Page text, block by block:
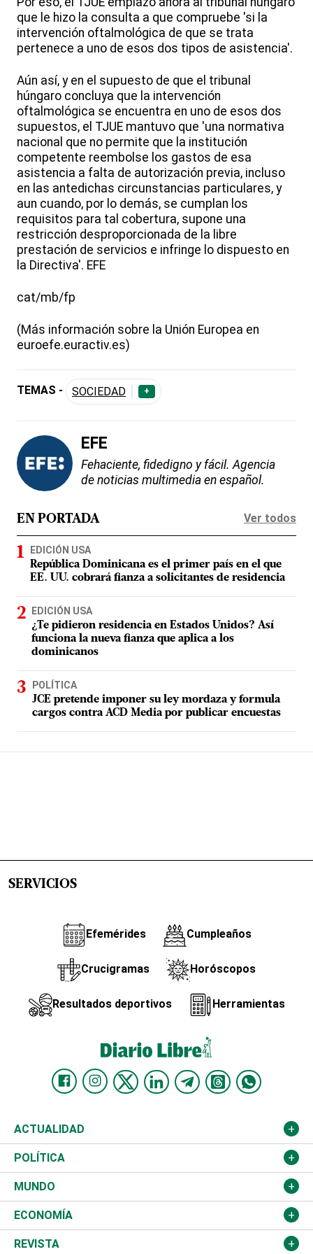
que le hizo la consulta a que compruebe 'si la
intervención oftalmológica de que se trata
pertenece a uno de esos dos tipos de asistencia'.
Aún así, y en el supuesto de que el tribunal
húngaro concluya que la intervención
oftalmológica se encuentra en uno de esos dos
supuestos, el TJUE mantuvo que 'una normativa
nacional que no permite que la institución
competente reembolse los gastos de esa
asistencia a falta de autorización previa, incluso
en las antedichas circunstancias particulares, y
aun cuando, por lo demás, se cumplan los
requisitos para tal cobertura, supone una
restricción desproporcionada de la libre
prestación de servicios e infringe lo dispuesto en
la Directiva'. EFE
cat/mb/fp
(Más información sobre la Unión Europea en
euroefe.euractiv.es)
TEMAS - SOCIEDAD +
EFE
Fehaciente, fidedigno y fácil. Agencia
de noticias multimedia en español.
EN PORTADA Ver todos
EDICIÓN USA
República Dominicana es el primer país en el que
EE. UU. cobrará fianza a solicitantes de residencia
EDICIÓN USA
¿Te pidieron residencia en Estados Unidos? Así
funciona la nueva fianza que aplica a los
dominicanos
POLÍTICA
JCE pretende imponer su ley mordaza y formula
cargos contra ACD Media por publicar encuestas
SERVICIOS
Efemérides Cumpleaños
Crucigramas Horóscopos
Resultados deportivos Herramientas
ACTUALIDAD
Nacional
Ciudad
Educación
Salud
POLÍTICA
Partidos
JCE
TSE
MUNDO
Estados Unidos
América Latina
ECONOMÍA
Finanzas
REVISTA